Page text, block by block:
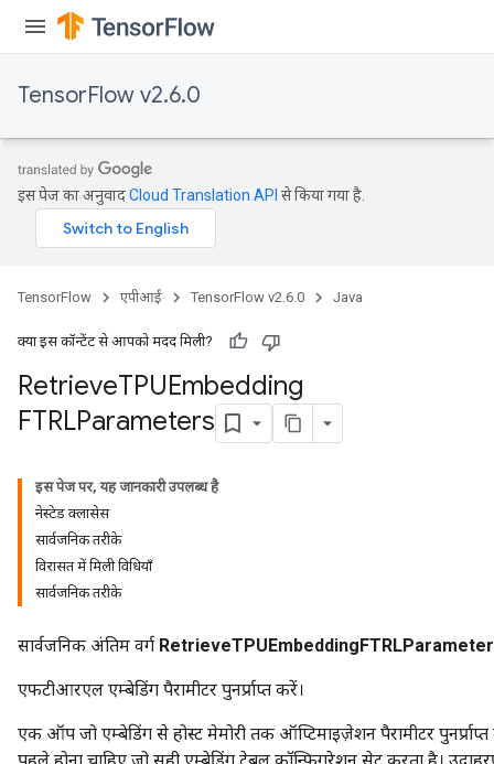
TensorFlow v2.6.0
इस पेज का अनुवादCloud Translation API से किया गया है.
TensorFlow एपीआई TensorFlow v2.6.0 Java
क्या इस कॉन्टेंट से आपको मदद मिली?
RetrieveTPUEmbedding
FTRLParameters
इस पेज पर, यह जानकारी उपलब्ध है
नेस्टेड क्लासेस
सार्वजनिक तरीके
विरासत में मिली विधियाँ
सार्वजनिक तरीके
सार्वजनिक अंतिम वर्ग
एफटीआरएल एम्बेडिंग पैरामीटर पुनर्प्राप्त करें।
एक ऑप जो एम्बेडिंग से होस्ट मेमोरी तक ऑप्टिमाइज़ेशन पैरामीटर